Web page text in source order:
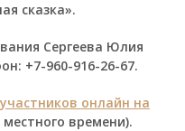
сказка».
Сергеева Юлия
+7-960-916-26-67.
онлайн на
времени).